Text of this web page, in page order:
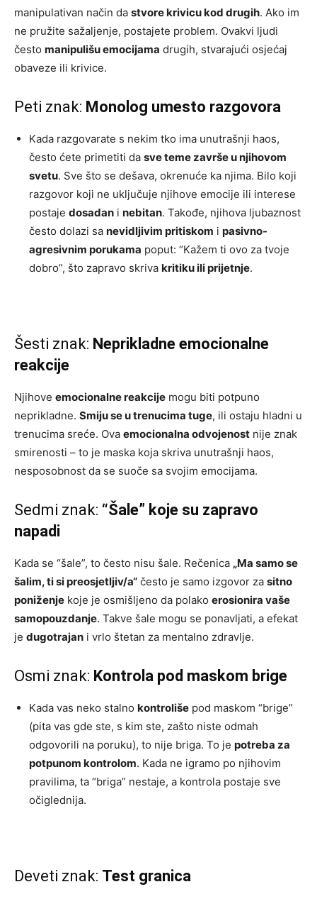
manipulativan način da stvore krivicu kod drugih. Ako im
ne pružite sažaljenje, postajete problem. Ovakvi ljudi
često manipulišu emocijama drugih, stvarajući osjećaj
obaveze ili krivice.
Peti znak: Monolog umesto razgovora
Kada razgovarate s nekim tko ima unutrašnji haos,
često ćete primetiti da sve teme završe u njihovom
svetu. Sve što se dešava, okrenuće ka njima. Bilo koji
razgovor koji ne uključuje njihove emocije ili interese
postaje dosadan i nebitan. Takođe, njihova ljubaznost
često dolazi sa nevidljivim pritiskom i pasivno-
agresivnim porukama poput: “Kažem ti ovo za tvoje
dobro”, što zapravo skriva kritiku ili prijetnje.
Šesti znak: Neprikladne emocionalne
reakcije
Njihove emocionalne reakcije mogu biti potpuno
neprikladne. Smiju se u trenucima tuge, ili ostaju hladni u
trenucima sreće. Ova emocionalna odvojenost nije znak
smirenosti – to je maska koja skriva unutrašnji haos,
nesposobnost da se suoče sa svojim emocijama.
Sedmi znak: “Šale” koje su zapravo
napadi
Kada se “šale”, to često nisu šale. Rečenica „Ma samo se
šalim, ti si preosjetljiv/a“ često je samo izgovor za sitno
poniženje koje je osmišljeno da polako erosionira vaše
samopouzdanje. Takve šale mogu se ponavljati, a efekat
je dugotrajan i vrlo štetan za mentalno zdravlje.
Osmi znak: Kontrola pod maskom brige
Kada vas neko stalno kontroliše pod maskom “brige”
(pita vas gde ste, s kim ste, zašto niste odmah
odgovorili na poruku), to nije briga. To je potreba za
potpunom kontrolom. Kada ne igramo po njihovim
pravilima, ta “briga” nestaje, a kontrola postaje sve
očiglednija.
Deveti znak: Test granica